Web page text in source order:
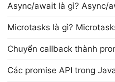
Async/await là gì? Async/
Microtasks là gì?
Chuyển callback thành
Các promise API trong